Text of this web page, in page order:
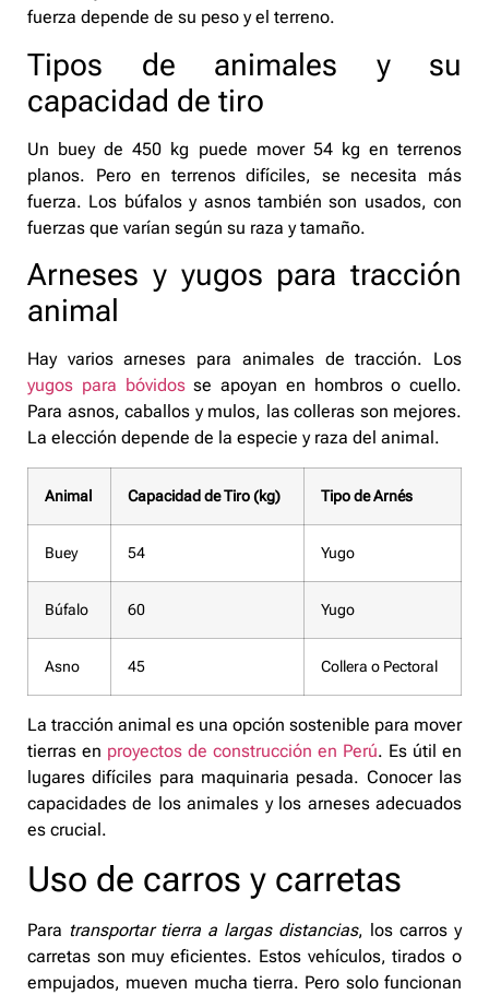
fuerza depende de su peso y el terreno.
Tipos de animales y su
capacidad de tiro
Un buey de 450 kg puede mover 54 kg en terrenos
planos. Pero en terrenos difíciles, se necesita más
fuerza. Los búfalos y asnos también son usados, con
fuerzas que varían según su raza y tamaño.
Arneses y yugos para tracción
animal
Hay varios arneses para animales de tracción. Los
yugos para bóvidosse apoyan en hombros o cuello.
Para asnos, caballos y mulos, las colleras son mejores.
La elección depende de la especie y raza del animal.
Animal Capacidad de Tiro (kg) Tipo de Arnés
Buey 54 Yugo
Búfalo 60 Yugo
Asno 45 Collera o Pectoral
La tracción animal es una opción sostenible para mover
tierras en proyectos de construcción en Perú. Es útil en
lugares difíciles para maquinaria pesada. Conocer las
capacidades de los animales y los arneses adecuados
es crucial.
Uso de carros y carretas
Para transportar tierra a largas distancias, los carros y
carretas son muy eficientes. Estos vehículos, tirados o
empujados, mueven mucha tierra. Pero solo funcionan